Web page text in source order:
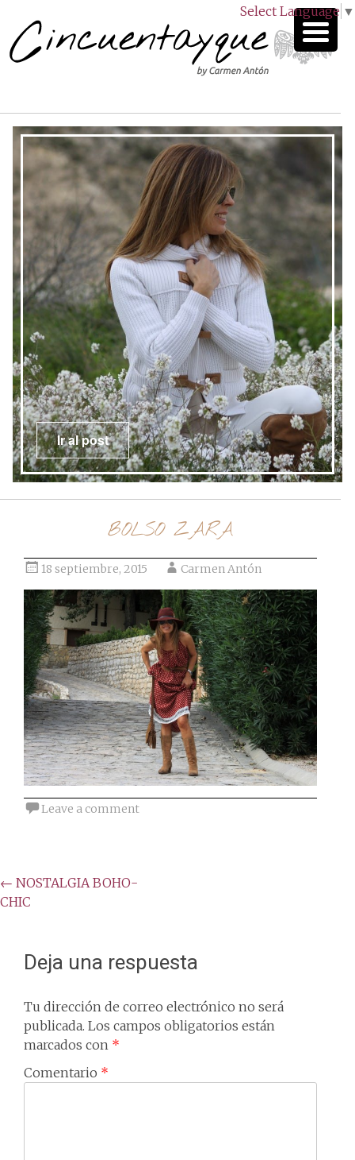
Select Language ▼
Ir al post
BOLSO ZARA
18 septiembre, 2015 Carmen Antón
Leave a comment
Post
navigation
← NOSTALGIA BOHO-
CHIC
Deja una respuesta
Tu dirección de correo electrónico no será
publicada. Los campos obligatorios están
marcados con *
Comentario *